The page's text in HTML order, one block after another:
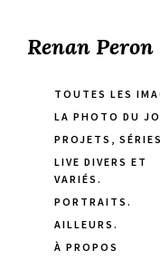
Renan Peron
TOUTES LES
LA PHOTO DU
PROJETS,
LIVE DIVERS ET
VARIÉS.
PORTRAITS.
AILLEURS.
À PROPOS